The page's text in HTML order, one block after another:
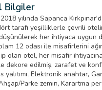
Bilgiler
yılında Sapanca
tarafı yeşilliklerle çevrili
her ihtiyaca uygun
12 odası ile misafirlerini
olan otel, her misafir
dekore edilmiş, zarafet ve
yalıtımı, Elektronik anahtar,
Parke zemin, Karartma